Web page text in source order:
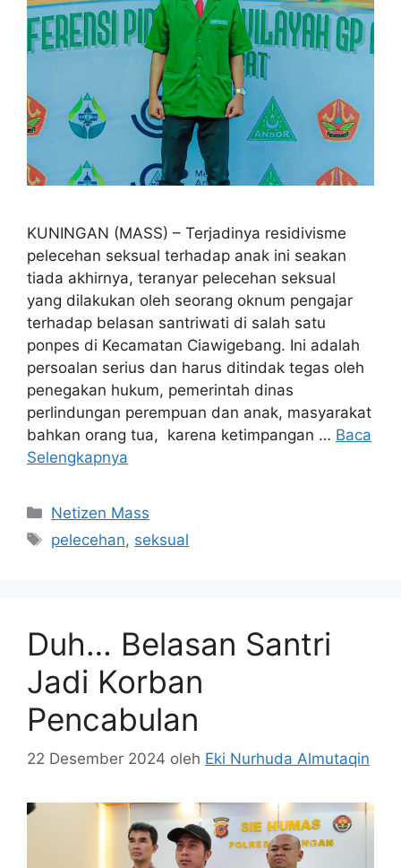
KUNINGAN (MASS) – Terjadinya residivisme
pelecehan seksual terhadap anak ini seakan
tiada akhirnya, teranyar pelecehan seksual
yang dilakukan oleh seorang oknum pengajar
terhadap belasan santriwati di salah satu
ponpes di Kecamatan Ciawigebang. Ini adalah
persoalan serius dan harus ditindak tegas oleh
penegakan hukum, pemerintah dinas
perlindungan perempuan dan anak, masyarakat
bahkan orang tua, karena ketimpangan … Baca
Selengkapnya
Kategori
Netizen Mass
Tag
pelecehan, seksual
Duh… Belasan Santri
Jadi Korban
Pencabulan
22 Desember 2024 oleh Eki Nurhuda Almutaqin